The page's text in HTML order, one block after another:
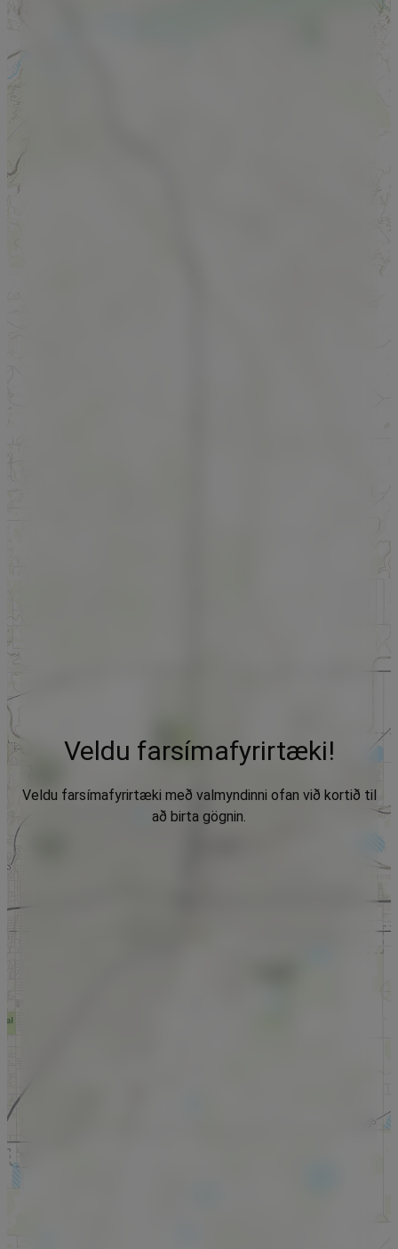
Veldu farsímafyrirtæki!
Veldu farsímafyrirtæki með valmyndinni ofan við kortið til
að birta gögnin.